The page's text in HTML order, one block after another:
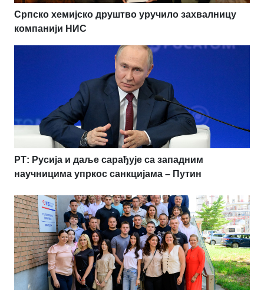
Српско хемијско друштво уручило захвалницу
компанији НИС
РТ: Русија и даље сарађује са западним
научницима упркос санкцијама – Путин